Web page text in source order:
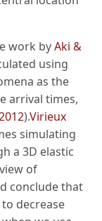
work byAki &
using
as the
arrival times,
).Virieux
simulating
a 3D elastic
of
conclude that
decrease